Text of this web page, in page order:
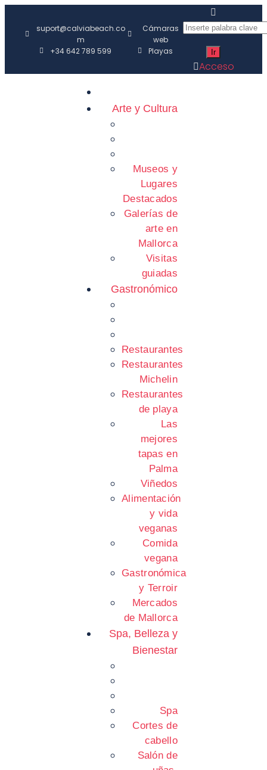
suport@calviabeach.co
m
+34 642 789 599
Cámaras
web
Playas
Acceso
Arte y Cultura
Museos y
Lugares
Destacados
Galerías de
arte en
Mallorca
Visitas
guiadas
Gastronómico
Restaurantes
Restaurantes
Michelin
Restaurantes
de playa
Las
mejores
tapas en
Palma
Viñedos
Alimentación
y vida
veganas
Comida
vegana
Gastronómica
y Terroir
Mercados
de Mallorca
Spa, Belleza y
Bienestar
Spa
Cortes de
cabello
Salón de